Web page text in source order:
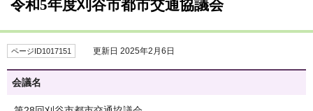
令和5年度刈谷市都市交通協議会
ページID1017151 更新日 2025年2月6日
会議名